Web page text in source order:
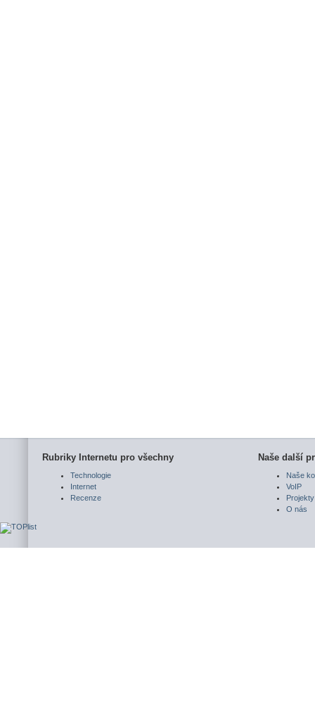
Rubriky Internetu pro všechny
Technologie
Internet
Recenze
Naše další
Naše
VoIP
Projekty
O nás